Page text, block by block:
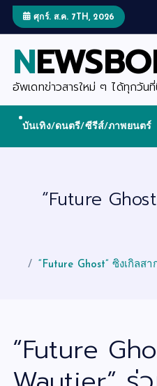
t
ศุกร์. ส.ค. 7TH, 2026
อัพเดทข่าวสารใหม่ ๆ ได้ทุกวัน
บันเทิง/ดนตรี/ซีรีส์/ภาพยนตร์
“Future
“Future Ghost” ซิงเกิล
“Future